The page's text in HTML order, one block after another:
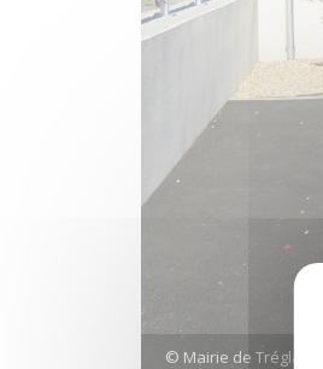
© Mairie de Tréglamus
Précédent